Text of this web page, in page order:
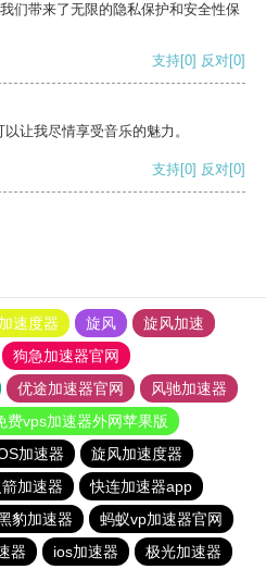
们带来了无限的隐私保护和安全性保
支持[0] 反对[0]
让我尽情享受音乐的魅力。
支持[0] 反对[0]
速度器 旋风
旋风加速
狗急加速器官网
优途加速器官网
风驰加速器
费vps加速器外网苹果版
加速器
旋风加速度器
箭加速器
快连加速器app
豹加速器
蚂蚁vp加速器官网
器 ios加速器 极光加速器